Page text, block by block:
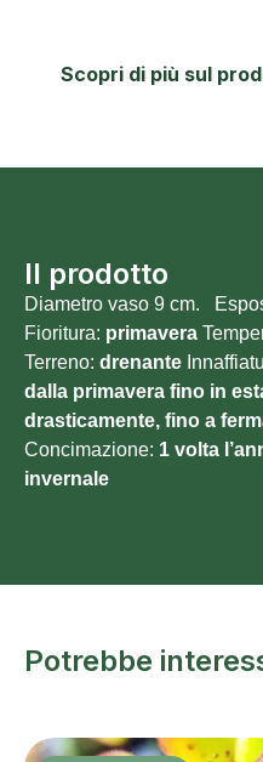
Scopri di più sul
Il prodotto
Diametro vaso 9 cm.
Fioritura: primavera
Terreno: drenante
dalla primavera fino in
drasticamente, fino a
Concimazione: 1 volta
invernale
Potrebbe